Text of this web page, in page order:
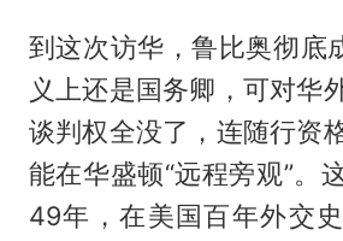
到这次访华，鲁比奥彻底
义上还是国务卿，可对华
谈判权全没了，连随行资
能在华盛顿“远程旁观”。
49年，在美国百年外交